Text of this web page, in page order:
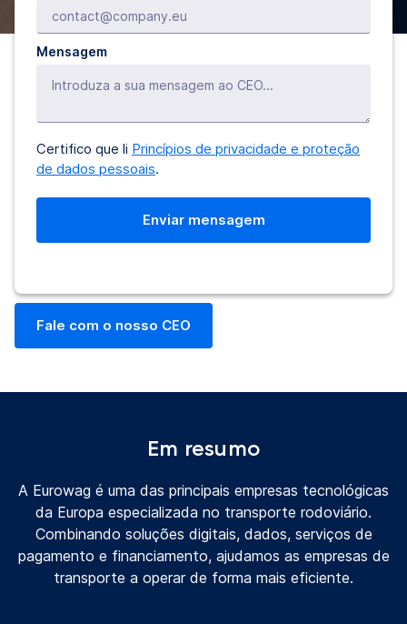
Mensagem
Certifico que li Princípios de privacidade e proteção
de dados pessoais.
Fale com o nosso CEO
Em resumo
A Eurowag é uma das principais empresas tecnológicas
da Europa especializada no transporte rodoviário.
Combinando soluções digitais, dados, serviços de
pagamento e financiamento, ajudamos as empresas de
transporte a operar de forma mais eficiente.